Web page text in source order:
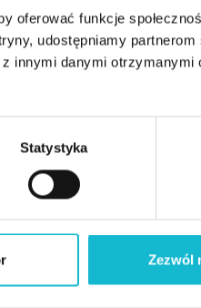
oferować funkcje
udostępniamy partnerom
innymi danymi otrzymanymi
Statystyka
Zezwól
globalnym
Black Belt i